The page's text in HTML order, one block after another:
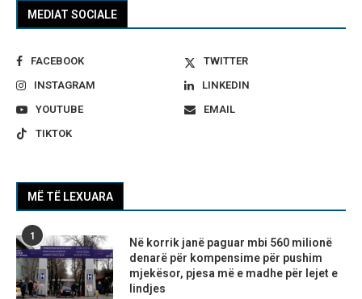
MEDIAT SOCIALE
FACEBOOK
TWITTER
INSTAGRAM
LINKEDIN
YOUTUBE
EMAIL
TIKTOK
MË TË LEXUARA
1
Në korrik janë paguar mbi 560 milionë
denarë për kompensime për pushim
mjekësor, pjesa më e madhe për lejet e
lindjes